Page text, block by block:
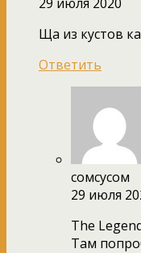
Ща из кустов
Ответить
сомсусом
29 июля
The
Там